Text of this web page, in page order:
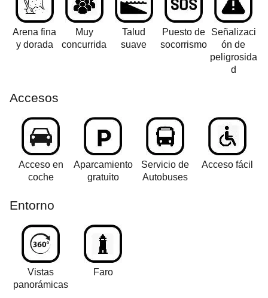
Arena fina
y dorada
Muy
concurrida
Talud
suave
Puesto de
socorrismo
Señalizaci
ón de
peligrosida
d
Accesos
Acceso en
coche
Aparcamiento
gratuito
Servicio de
Autobuses
Acceso fácil
Entorno
Vistas
panorámicas
Faro